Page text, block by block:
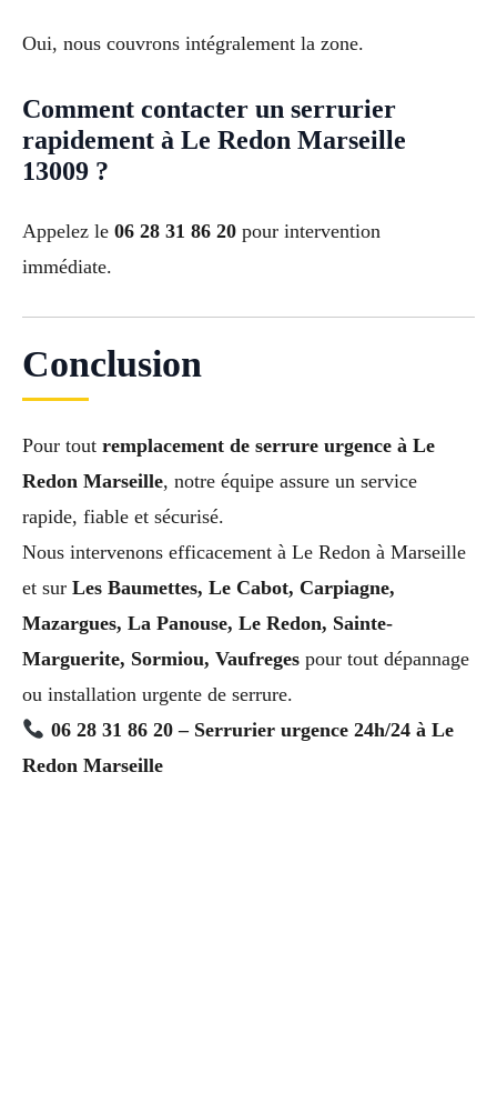
Oui, nous couvrons intégralement la zone.
Comment contacter un serrurier
rapidement à Le Redon Marseille
13009 ?
Appelez le 06 28 31 86 20 pour intervention
immédiate.
Conclusion
Pour tout remplacement de serrure urgence à Le
Redon Marseille, notre équipe assure un service
rapide, fiable et sécurisé.
Nous intervenons efficacement à Le Redon à Marseille
et sur Les Baumettes, Le Cabot, Carpiagne,
Mazargues, La Panouse, Le Redon, Sainte-
Marguerite, Sormiou, Vaufreges pour tout dépannage
ou installation urgente de serrure.
06 28 31 86 20 – Serrurier urgence 24h/24 à Le
Redon Marseille